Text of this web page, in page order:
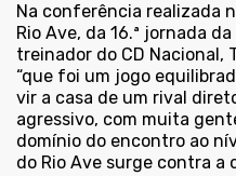
Na conferência realizada
Rio Ave, da 16.ª jornada
treinador do CD Nacional,
“que foi um jogo
vir a casa de um rival
agressivo, com muita
domínio do encontro ao
do Rio Ave surge contra a